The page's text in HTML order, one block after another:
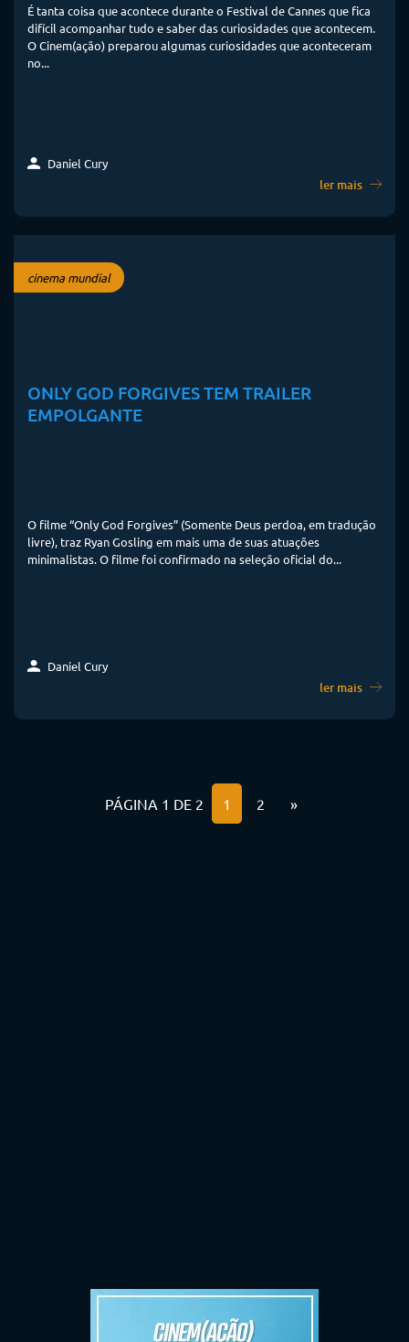
É tanta coisa que acontece durante o Festival de Cannes que fica
difícil acompanhar tudo e saber das curiosidades que acontecem.
O Cinem(ação) preparou algumas curiosidades que aconteceram
no...
Daniel Cury
ler mais
cinema mundial
ONLY GOD FORGIVES TEM TRAILER
EMPOLGANTE
O filme “Only God Forgives” (Somente Deus perdoa, em tradução
livre), traz Ryan Gosling em mais uma de suas atuações
minimalistas. O filme foi confirmado na seleção oficial do...
Daniel Cury
ler mais
PÁGINA 1 DE 2 1 2 »